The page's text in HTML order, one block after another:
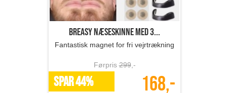
Breasy Næseskinne med 3...
Fantastisk magnet for fri vejrtrækning
Førpris299,-
SPAR 44% 168,-